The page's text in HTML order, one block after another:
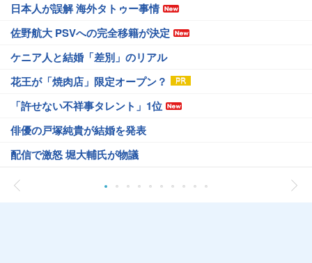
日本人が誤解 海外タトゥー事情
佐野航大 PSVへの完全移籍が決定
ケニア人と結婚「差別」のリアル
花王が「焼肉店」限定オープン？
「許せない不祥事タレント」1位
俳優の戸塚純貴が結婚を発表
配信で激怒 堀大輔氏が物議